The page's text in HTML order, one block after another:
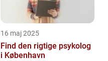
16 maj 2025
Find den rigtige psykolog
i København